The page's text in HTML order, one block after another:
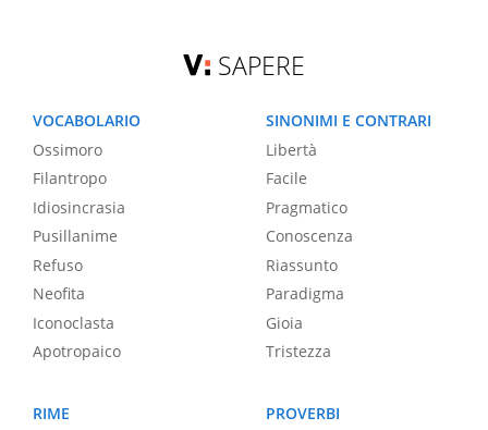
SAPERE
VOCABOLARIO
Ossimoro
Filantropo
Idiosincrasia
Pusillanime
Refuso
Neofita
Iconoclasta
Apotropaico
SINONIMI E CONTRARI
Libertà
Facile
Pragmatico
Conoscenza
Riassunto
Paradigma
Gioia
Tristezza
RIME
PROVERBI